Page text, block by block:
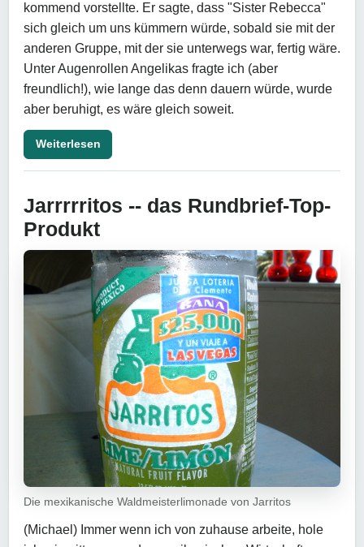
kommend vorstellte. Er sagte, dass "Sister Rebecca"
sich gleich um uns kümmern würde, sobald sie mit der
anderen Gruppe, mit der sie unterwegs war, fertig wäre.
Unter Augenrollen Angelikas fragte ich (aber
freundlich!), wie lange das denn dauern würde, wurde
aber beruhigt, es wäre gleich soweit.
Weiterlesen
Jarrrrritos -- das Rundbrief-Top-
Produkt
Die mexikanische Waldmeisterlimonade von Jarritos
(Michael) Immer wenn ich von zuhause arbeite, hole